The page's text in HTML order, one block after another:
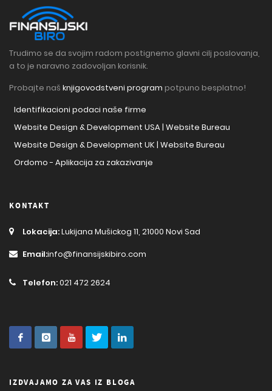
Trudimo se da svojim radom postignemo glavni cilj poslovanja,
a to je naravno zadovoljan korisnik.
Probajte naš knjigovodstveni program potpuno besplatno!
Identifikacioni podaci naše firme
Website Design & Development USA | Website Bureau
Website Design & Development UK | Website Bureau
Ordomo - Aplikacija za zakazivanje
KONTAKT
Lokacija:Lukijana Mušickog 11, 21000 Novi Sad
Email:info@finansijskibiro.com
Telefon:021 472 2624
IZDVAJAMO ZA VAS IZ BLOGA